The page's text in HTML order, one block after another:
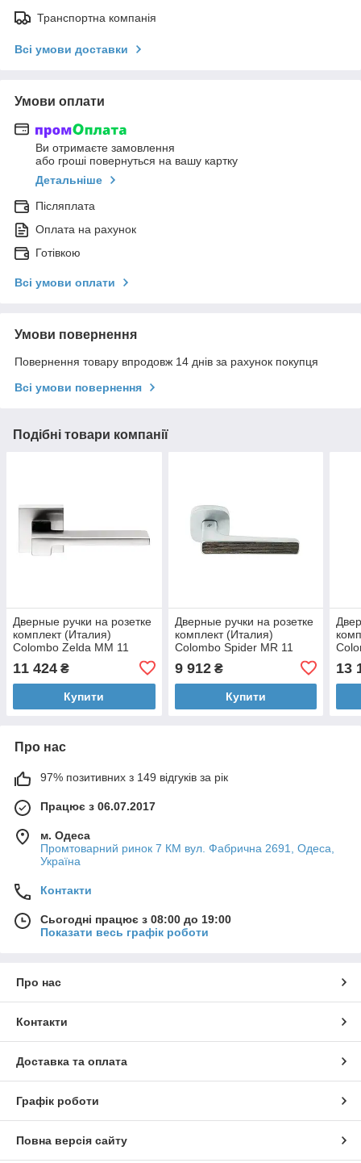
Транспортна компанія
Всі умови доставки
Умови оплати
Ви отримаєте замовлення
або гроші повернуться на вашу картку
Детальніше
Післяплата
Оплата на рахунок
Готівкою
Всі умови оплати
Умови повернення
Повернення товару впродовж 14 днів за рахунок покупця
Всі умови повернення
Подібні товари компанії
Дверные ручки на розетке
комплект (Италия)
Colombo Zelda MM 11
11 424 ₴
Купити
Дверные ручки на розетке
комплект (Италия)
Colombo Spider MR 11
40923 матовый хром (без
вставки)
9 912₴
Купити
13
Про нас
97% позитивних з 149 відгуків за рік
Працює з 06.07.2017
м. Одеса
Промтоварний ринок 7 КМ вул. Фабрична 2691, Одеса,
Україна
Контакти
Сьогодні працює з 08:00 до 19:00
Показати весь графік роботи
Про нас
Контакти
Доставка та оплата
Графік роботи
Повна версія сайту